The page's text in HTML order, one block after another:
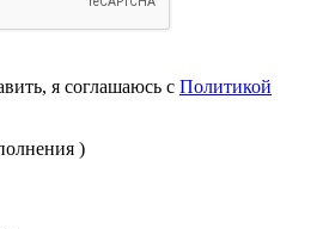
я соглашаюсь с Политикой
)